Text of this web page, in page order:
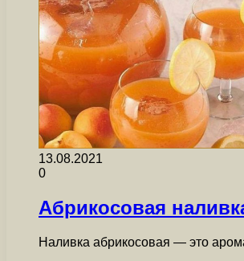
13.08.2021
0
Абрикосовая
Наливка абрикосовая — это